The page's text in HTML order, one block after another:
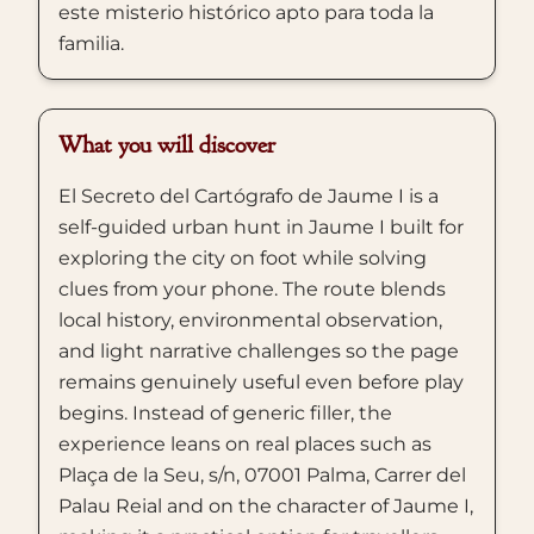
este misterio histórico apto para toda la
familia.
What you will discover
El Secreto del Cartógrafo de Jaume I is a
self-guided urban hunt in Jaume I built for
exploring the city on foot while solving
clues from your phone. The route blends
local history, environmental observation,
and light narrative challenges so the page
remains genuinely useful even before play
begins. Instead of generic filler, the
experience leans on real places such as
Plaça de la Seu, s/n, 07001 Palma, Carrer del
Palau Reial and on the character of Jaume I,